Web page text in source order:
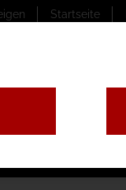
Startseite